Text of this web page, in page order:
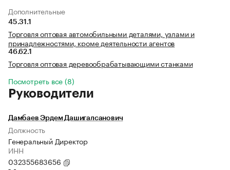
Дополнительные
45.31.1
Торговля оптовая автомобильными деталями, узлами и
принадлежностями, кроме деятельности агентов
46.62.1
Торговля оптовая деревообрабатывающими станками
Посмотреть все (8)
Руководители
Дамбаев Эрдем Дашигалсанович
Должность
Генеральный Директор
ИНН
032355683656